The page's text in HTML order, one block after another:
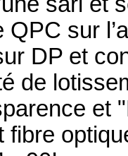
QPC sur
DP et
de
et
fibre